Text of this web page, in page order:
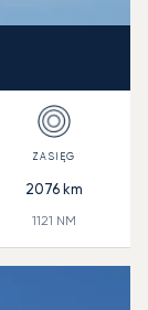
2076km
1121 NM